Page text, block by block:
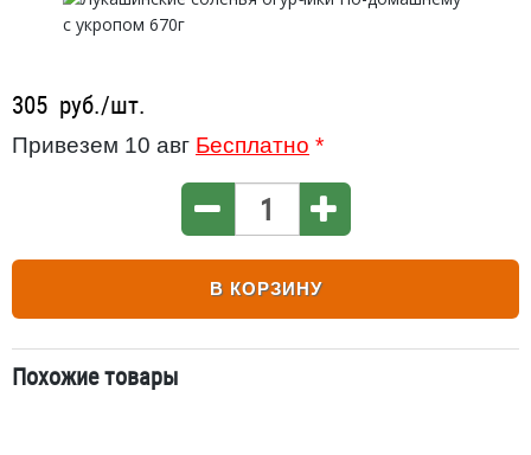
305 руб./шт.
Привезем 10 авг Бесплатно *
В КОРЗИНУ
Похожие товары